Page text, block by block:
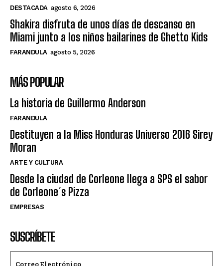
DESTACADA agosto 6, 2026
Shakira disfruta de unos días de descanso en
Miami junto a los niños bailarines de Ghetto Kids
FARANDULA agosto 5, 2026
MÁS POPULAR
La historia de Guillermo Anderson
FARANDULA
Destituyen a la Miss Honduras Universo 2016 Sirey
Moran
ARTE Y CULTURA
Desde la ciudad de Corleone llega a SPS el sabor
de Corleone´s Pizza
EMPRESAS
SUSCRÍBETE